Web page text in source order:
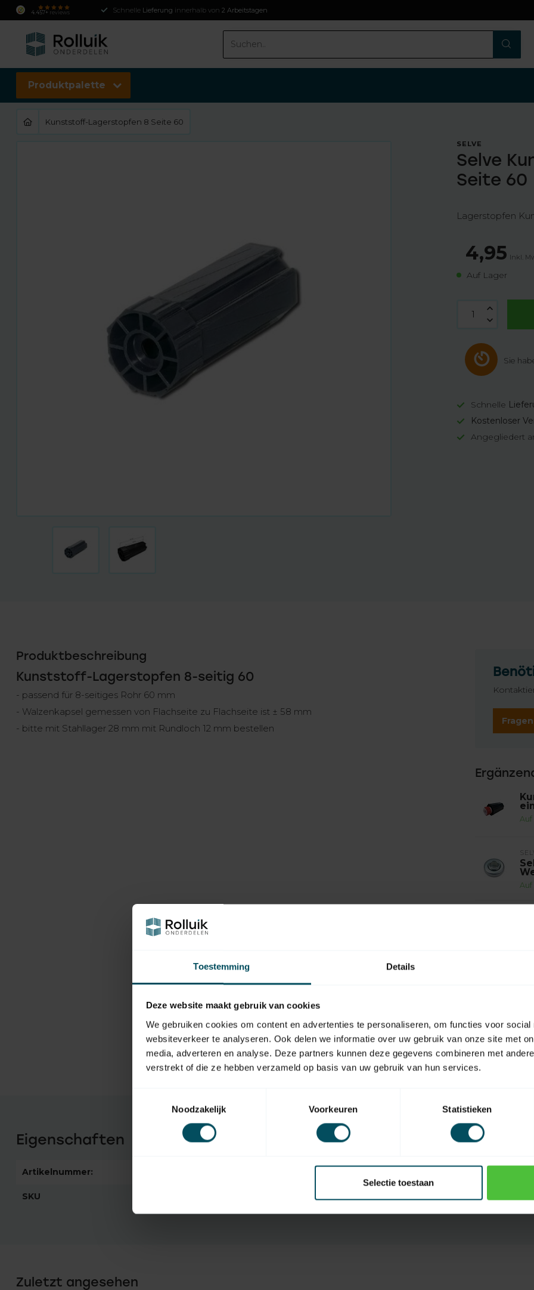
Toestemming Details
Deze website maakt gebruik van cookies
We gebruiken cookies om content en advertenties te personaliseren, om functies voor social
websiteverkeer te analyseren. Ook delen we informatie over uw gebruik van onze site met
media, adverteren en analyse. Deze partners kunnen deze gegevens combineren met
verstrekt of die ze hebben verzameld op basis van uw gebruik van hun services.
Noodzakelijk
Voorkeuren Statistieken
Selectie toestaan
4.457+ reviews Schnelle Lieferung innerhalb von 2 Arbeitstagen
Produktpalette
Kunststoff-Lagerstopfen 8 Seite 60
SELVE
Selve
Seite 60
Lagerstopfen
4,95 Inkl.
Auf Lager
Sie
Schnelle
Kostenloser
Angegliedert
Produktbeschreibung
Kunststoff-Lagerstopfen 8-seitig 60
- passend für 8-seitiges Rohr 60 mm
- Walzenkapsel gemessen von Flachseite zu Flachseite ist ± 58 mm
- bitte mit Stahllager 28 mm mit Rundloch 12 mm bestellen
Auf
Auf
Eigenschaften
Artikelnummer:
SKU
Zuletzt angesehen